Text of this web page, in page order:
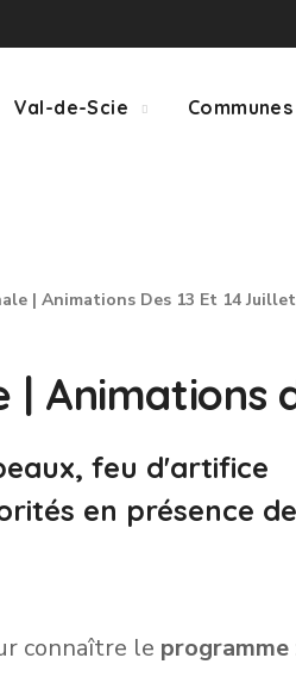
Val-de-Scie
| Animations Des 13 Et 14 Juillet
Animations
feu d'artifice
en présence
connaître le programme